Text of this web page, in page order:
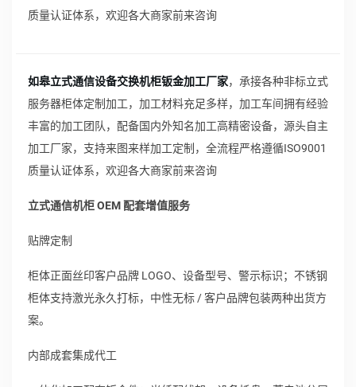
质量认证体系，欢迎各大商家前来咨询
如皋立式通信设备交换机柜钣金加工厂家，承接各种非标立式
服务器柜体定制加工，加工材料充足多样，加工车间拥有经验
丰富的加工团队，配备国内外知名加工高精密设备，源头自主
加工厂家，支持来图来样加工定制，全流程严格遵循ISO9001
质量认证体系，欢迎各大商家前来咨询
立式通信机柜 OEM 配套增值服务
贴牌定制
柜体正面丝印客户品牌 LOGO、设备型号、警示标识；不锈钢
柜体支持激光永久打标，中性无标 / 客户品牌包装两种出货方
案。
内部成套集成代工